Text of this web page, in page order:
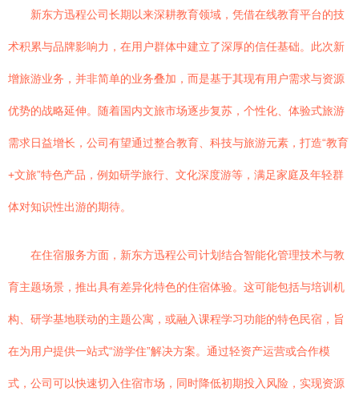
新东方迅程公司长期以来深耕教育领域，凭借在线教育平台的技
术积累与品牌影响力，在用户群体中建立了深厚的信任基础。此次新
增旅游业务，并非简单的业务叠加，而是基于其现有用户需求与资源
优势的战略延伸。随着国内文旅市场逐步复苏，个性化、体验式旅游
需求日益增长，公司有望通过整合教育、科技与旅游元素，打造“教育
+文旅”特色产品，例如研学旅行、文化深度游等，满足家庭及年轻群
体对知识性出游的期待。
在住宿服务方面，新东方迅程公司计划结合智能化管理技术与教
育主题场景，推出具有差异化特色的住宿体验。这可能包括与培训机
构、研学基地联动的主题公寓，或融入课程学习功能的特色民宿，旨
在为用户提供一站式“游学住”解决方案。通过轻资产运营或合作模
式，公司可以快速切入住宿市场，同时降低初期投入风险，实现资源